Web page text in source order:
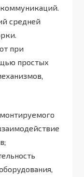
средней
при
простых